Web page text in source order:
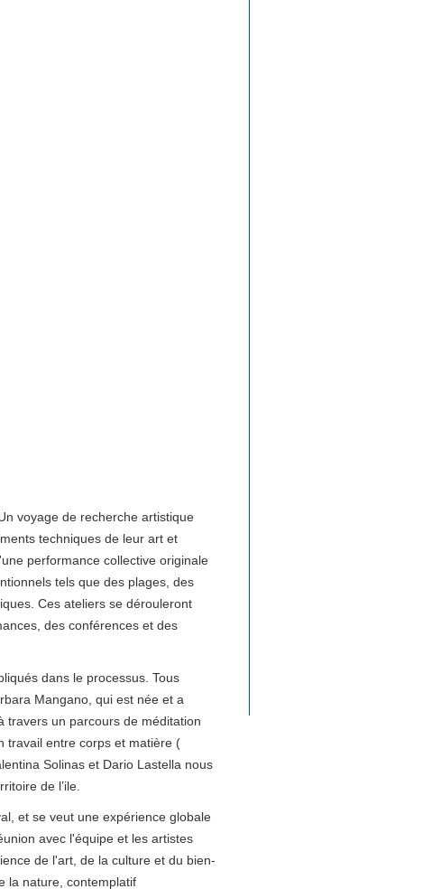
voyage de recherche artistique
techniques de leur art et
performance collective originale
tels que des plages, des
Ces ateliers se dérouleront
des conférences et des
dans le processus. Tous
Mangano, qui est née et a
travers un parcours de méditation
travail entre corps et matière (
Solinas et Dario Lastella nous
de l’ile.
et se veut une expérience globale
avec l'équipe et les artistes
de l'art, de la culture et du bien-
la nature, contemplatif